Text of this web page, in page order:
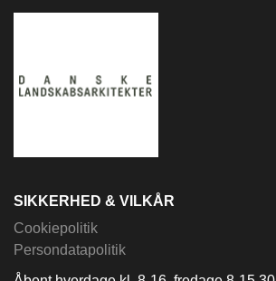
SIKKERHED & VILKÅR
Cookiepolitik
Persondatapolitik